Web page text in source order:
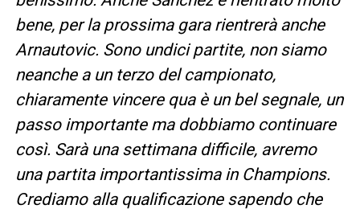
bene, per la prossima gara rientrerà anche
Arnautovic. Sono undici partite, non siamo
neanche a un terzo del campionato,
chiaramente vincere qua è un bel segnale, un
passo importante ma dobbiamo continuare
così. Sarà una settimana difficile, avremo
una partita importantissima in Champions.
Crediamo alla qualificazione sapendo che